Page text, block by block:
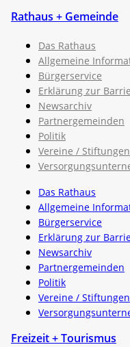
Rathaus + Gemeinde
Das Rathaus
Allgemeine
Bürgerservice
Erklärung zur
Newsarchiv
Partnergemeinden
Politik
Vereine / Stiftungen
Das Rathaus
Allgemeine
Bürgerservice
Erklärung zur
Newsarchiv
Partnergemeinden
Politik
Vereine / Stiftungen
Freizeit + Tourismus